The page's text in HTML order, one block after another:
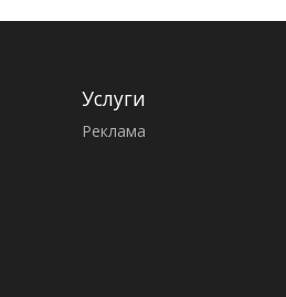
Услуги
Реклама